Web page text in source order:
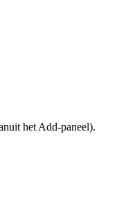
het Add-paneel).